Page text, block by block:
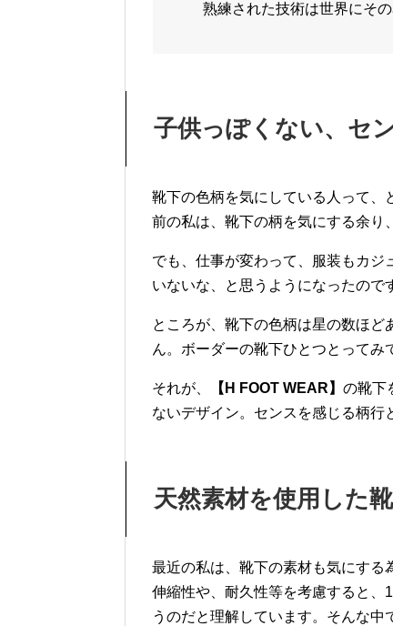
熟練された技術は世界にそ
子供っぽくない、セ
靴下の色柄を気にしている人って、
前の私は、靴下の柄を気にする余り
でも、仕事が変わって、服装もカジ
いないな、と思うようになったので
ところが、靴下の色柄は星の数ほ
ん。ボーダーの靴下ひとつとってみ
それが、 【H FOOT WEAR】 の靴下
ないデザイン。センスを感じる柄行
天然素材を使用した
最近の私は、靴下の素材も気にする
伸縮性や、耐久性等を考慮すると、
うのだと理解しています。そんな中